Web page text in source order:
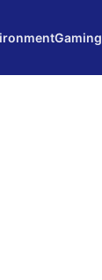
Gaming